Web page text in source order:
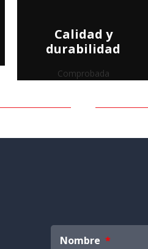
Calidad y
durabilidad
Comprobada
Nombre